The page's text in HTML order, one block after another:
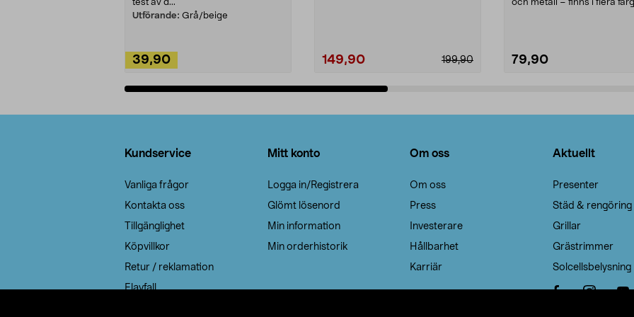
test av d...
Utförande: Grå/beige
39,90 199,90
149,90
och metall – finns i flera
79,90
Kundservice
Vanliga frågor
Kontakta oss
Tillgänglighet
Köpvillkor
Retur / reklamation
Elavfall
Mitt konto
Logga in/Registrera
Glömt lösenord
Min information
Min orderhistorik
Om oss
Om oss
Press
Investerare
Hållbarhet
Karriär
Aktuellt
Presenter
Städ & rengöring
Grillar
Grästrimmer
Solcellsbelysning